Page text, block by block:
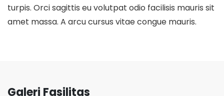
turpis. Orci sagittis eu volutpat odio facilisis mauris sit
amet massa. A arcu cursus vitae congue mauris.
Galeri Fasilitas